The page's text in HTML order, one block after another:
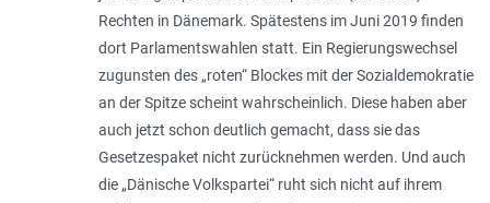
Rechten in Dänemark. Spätestens im Juni 2019 finden
dort Parlamentswahlen statt. Ein Regierungswechsel
zugunsten des „roten“ Blockes mit der Sozialdemokratie
an der Spitze scheint wahrscheinlich. Diese haben aber
auch jetzt schon deutlich gemacht, dass sie das
Gesetzespaket nicht zurücknehmen werden. Und auch
die „Dänische Volkspartei“ ruht sich nicht auf ihrem